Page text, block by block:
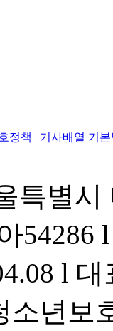
정책 기사배열 기
특별
54286
l
소년보